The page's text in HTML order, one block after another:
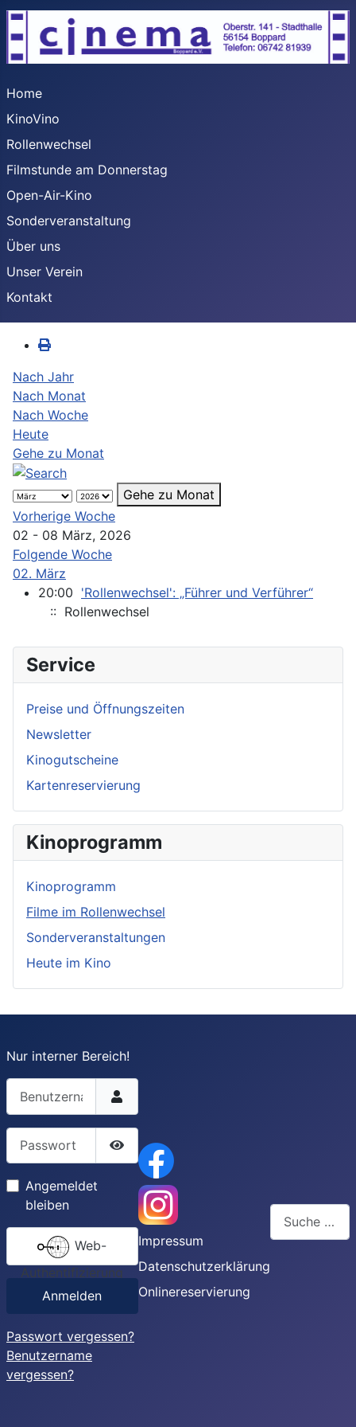
Home
KinoVino
Rollenwechsel
Filmstunde am Donnerstag
Open-Air-Kino
Sonderveranstaltung
Über uns
Unser Verein
Kontakt
Nach Jahr
Nach Monat
Nach Woche
Heute
Gehe zu Monat
Gehe zu Monat
Vorherige Woche
02 - 08 März, 2026
Folgende Woche
02. März
20:00 'Rollenwechsel': „Führer und Verführer“
:: Rollenwechsel
Service
Preise und Öffnungszeiten
Newsletter
Kinogutscheine
Kartenreservierung
Kinoprogramm
Kinoprogramm
Filme im Rollenwechsel
Sonderveranstaltungen
Heute im Kino
Nur interner Bereich!
Passwort
Passwort anzeigen
Angemeldet
bleiben
Web-
Authentifizierung
Anmelden
Passwort vergessen?
Benutzername
vergessen?
Impressum
Datenschutzerklärung
Onlinereservierung
Suchen